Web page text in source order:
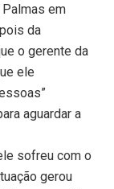
em
da
o gerente da
ele
aguardar a
sofreu com o
gerou